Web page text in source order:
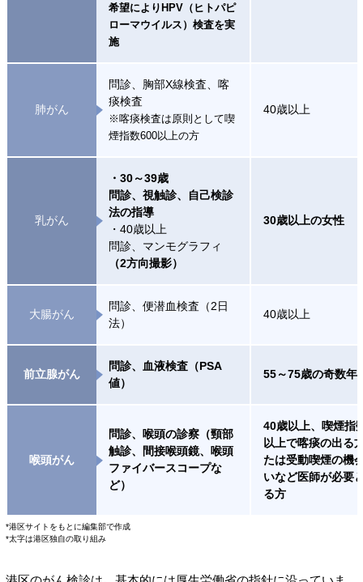
希望によりHPV（ヒトパピ
ローマウイルス）検査を実
施
肺がん
問診、胸部X線検査、喀
痰検査
※喀痰検査は原則として喫
煙指数600以上の方
40歳以上
乳がん
・30～39歳
問診、視触診、自己検診
法の指導
・40歳以上
問診、マンモグラフィ
（2方向撮影）
30歳以上の女性
大腸がん
問診、便潜血検査（2日
法）
40歳以上
前立腺がん
問診、血液検査（PSA
値）
55～75歳の奇数年
喉頭がん
問診、喉頭の診察（頸部
触診、間接喉頭鏡、喉頭
ファイバースコープな
ど）
40歳以上、喫煙指
以上で喀痰の出る
たは受動喫煙の機
いなど医師が必要
る方
*港区サイトをもとに編集部で作成
*太字は港区独自の取り組み